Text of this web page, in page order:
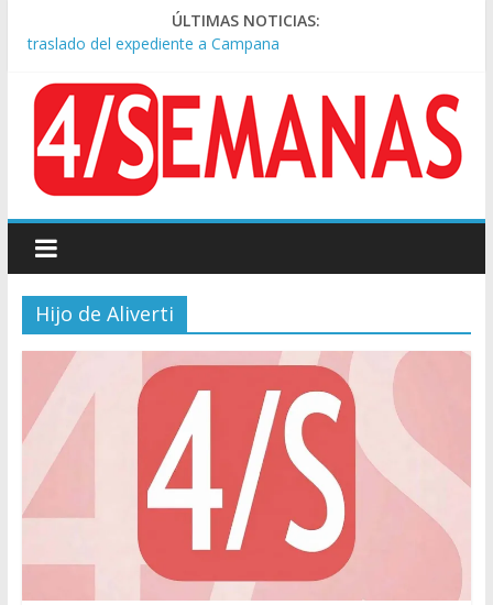
ÚLTIMAS NOTICIAS:
Causa AFA: el juez Amarante calificó de “ficción judicial” el
traslado del expediente a Campana
colectivo: siete heridos
Día de San Cayetano: masiva marcha a Plaza de Mayo de
sindicatos y organizaciones sociales
Pesar por la muerte de Leandro Rud, histórico representante
y conductor de TV
apuntó: “Vino un poco endiablada”
Hijo de Aliverti